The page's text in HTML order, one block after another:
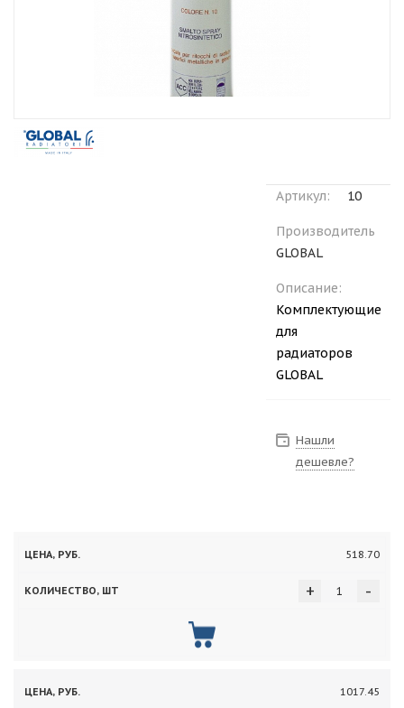
Артикул: 10
Производитель
GLOBAL
Описание:
Комплектующие
для
радиаторов
GLOBAL
Нашли
дешевле?
Цена,
Количество,
518.70
-
+
1017.45